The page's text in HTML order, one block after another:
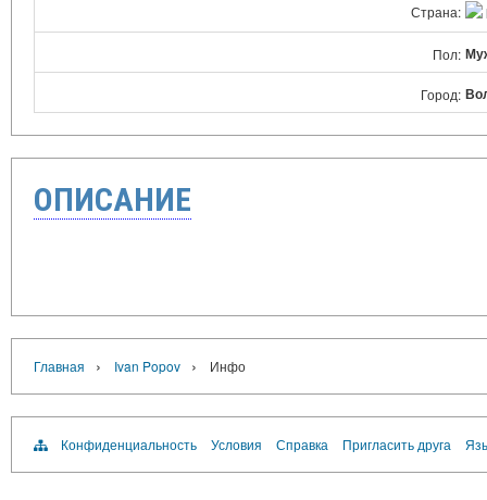
Страна:
Пол:
Город:
ОПИСАНИЕ
Главная › Ivan Popov › Инфо
Конфиденциальность Условия Справка Пригласить друга